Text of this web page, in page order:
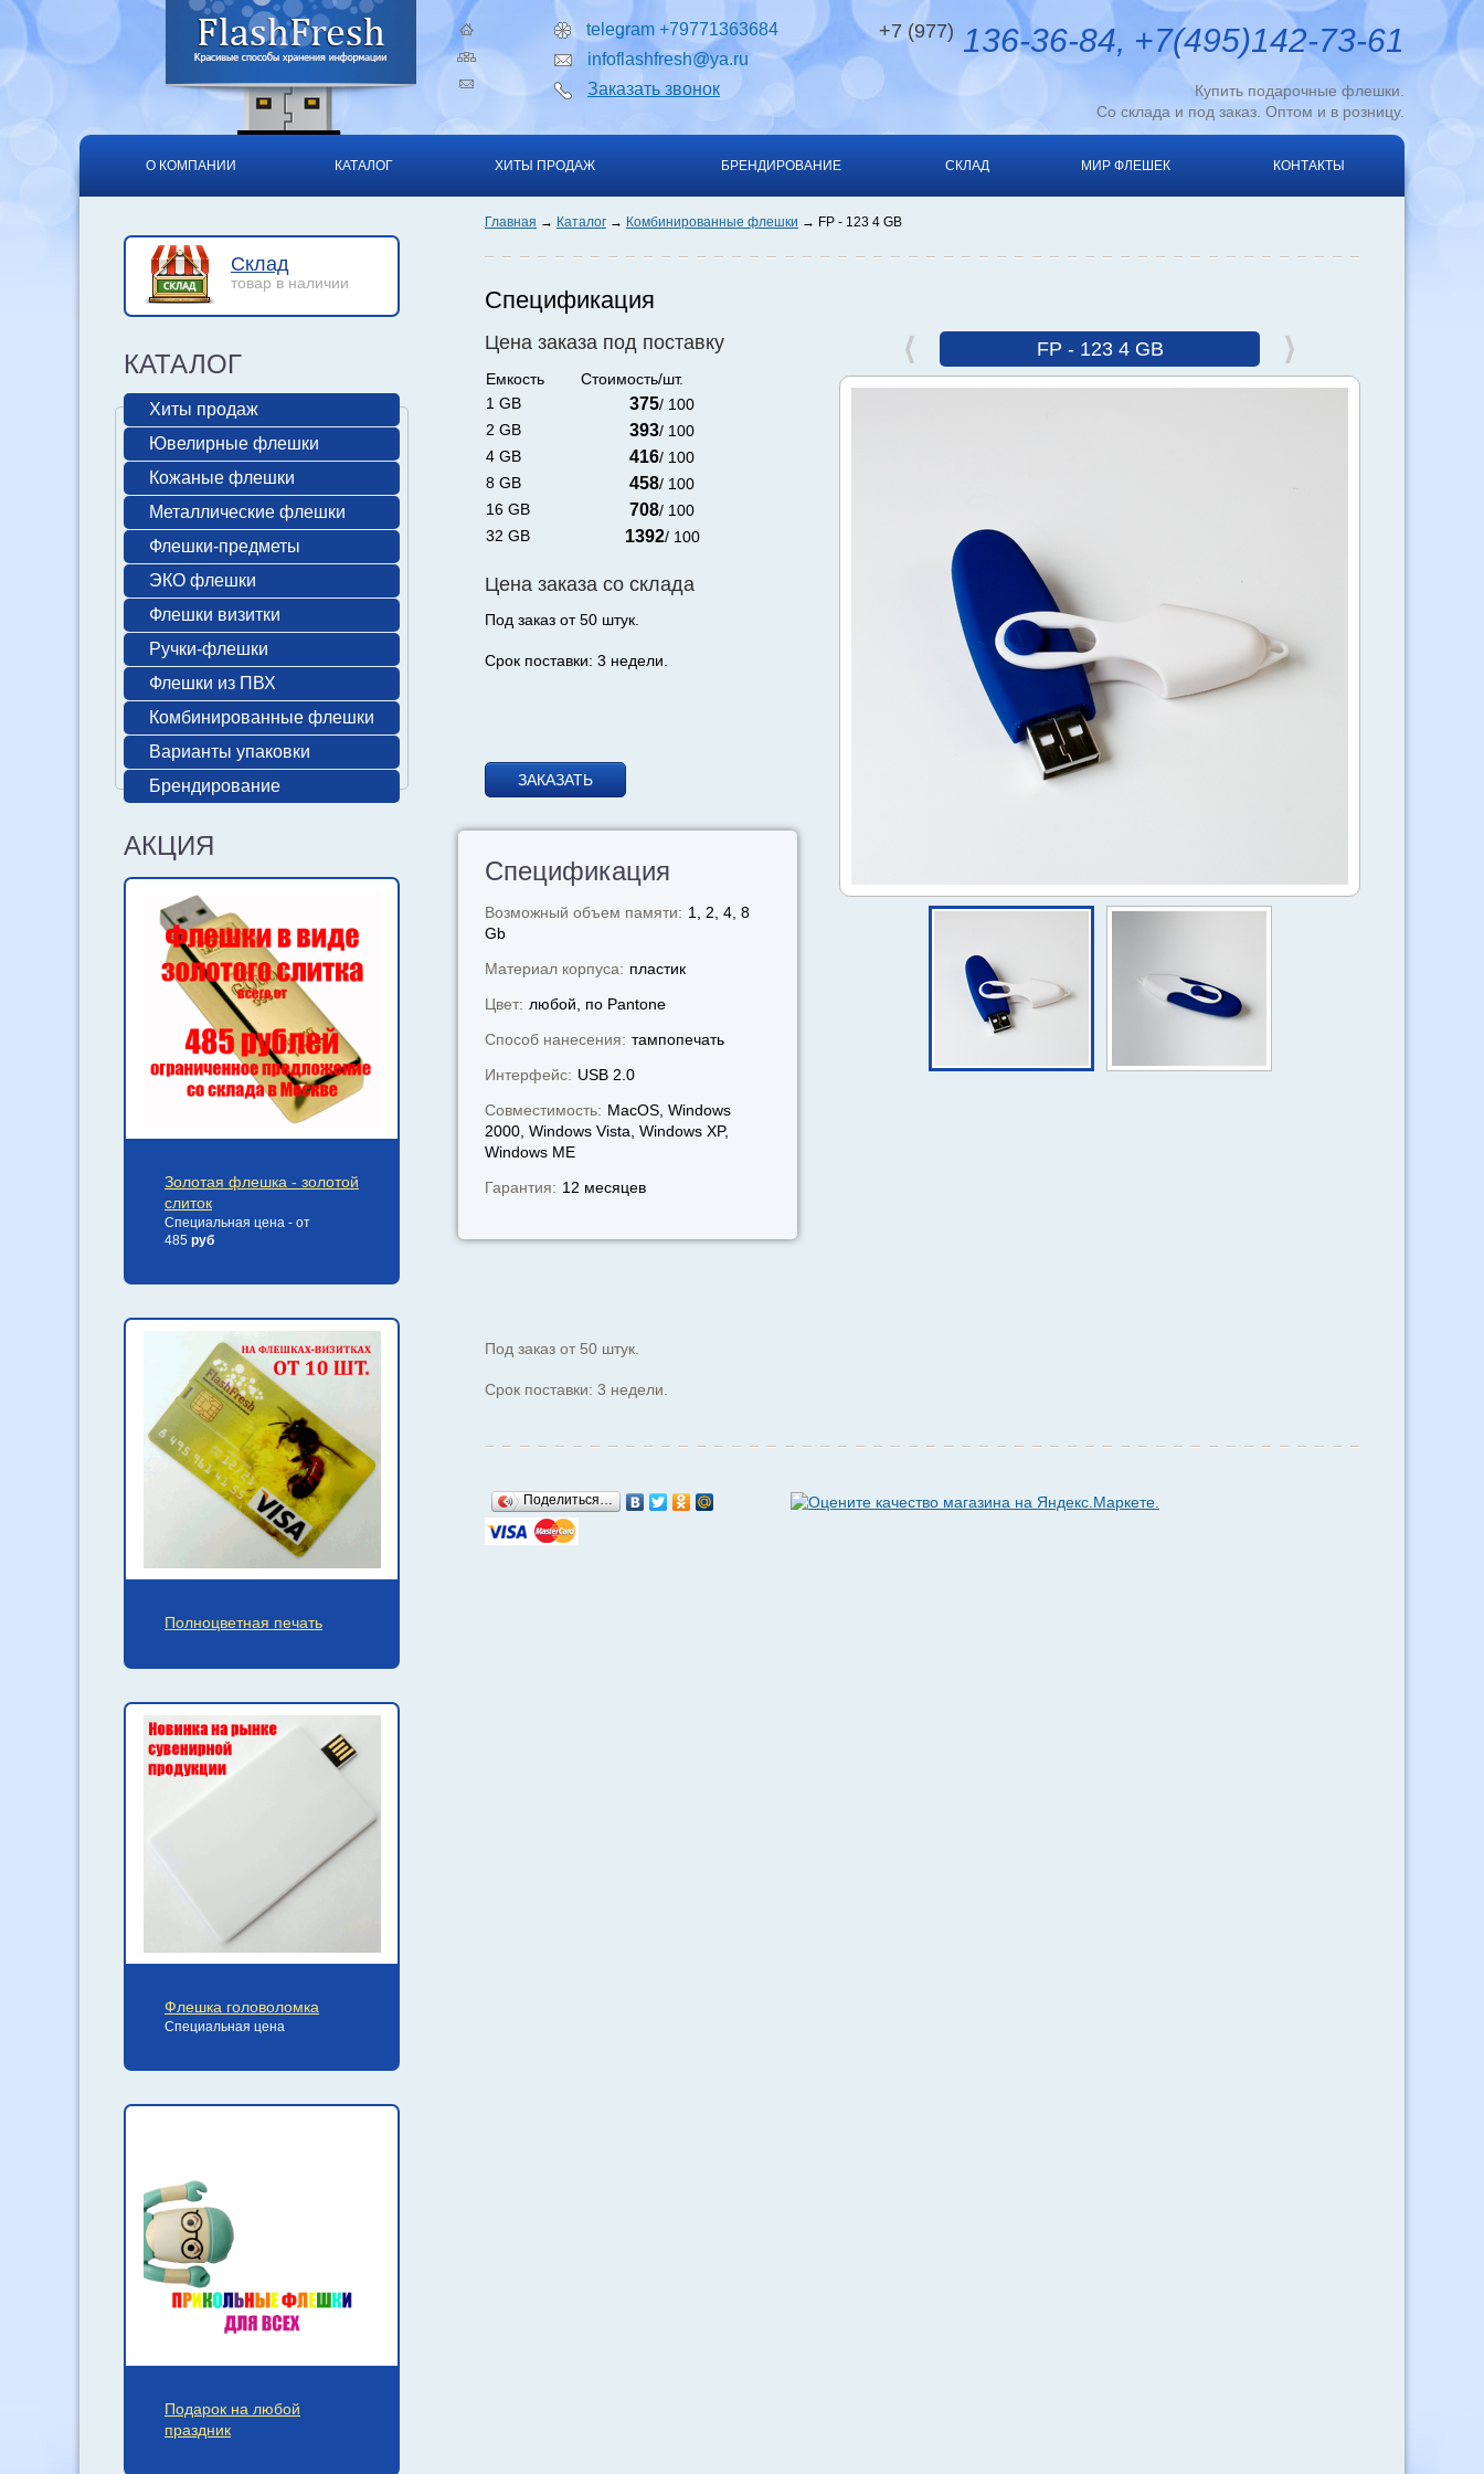
telegram +79771363684
infoflashfresh@ya.ru
Заказать звонок
+7 (977) 136-36-84, +7(495)142-73-61
Купить подарочные флешки.
Со склада и под заказ. Оптом и в розницу.
О КОМПАНИИ КАТАЛОГ ХИТЫ ПРОДАЖ БРЕНДИРОВАНИЕ СКЛАД МИР ФЛЕШЕК КОНТАКТЫ
Главная Каталог Комбинированные флешки FP - 123 4 GB
Спецификация
FP - 123 4 GB
Цена заказа под поставку
Емкость
Стоимость/шт.
1 GB
375/ 100
2 GB
393/ 100
4 GB
416/ 100
8 GB
458/ 100
16 GB
708/ 100
32 GB
1392/ 100
Цена заказа со склада
Под заказ от 50 штук.
Срок поставки: 3 недели.
ЗАКАЗАТЬ
Спецификация
Возможный объем памяти: 1, 2, 4, 8
Gb
Материал корпуса: пластик
Цвет: любой, по Pantone
Способ нанесения: тампопечать
Интерфейс: USB 2.0
Совместимость: MacOS, Windows
2000, Windows Vista, Windows XP,
Windows МЕ
Гарантия: 12 месяцев
Под заказ от 50 штук.
Срок поставки: 3 недели.
Поделиться…
Склад
товар в наличии
КАТАЛОГ
Хиты продаж
Ювелирные флешки
Кожаные флешки
Металлические флешки
Флешки-предметы
ЭКО флешки
Флешки визитки
Ручки-флешки
Флешки из ПВХ
Комбинированные флешки
Варианты упаковки
Брендирование
АКЦИЯ
Золотая флешка - золотой
слиток
Специальная цена - от
485 руб
Полноцветная печать
Флешка головоломка
Специальная цена
Подарок на любой
праздник